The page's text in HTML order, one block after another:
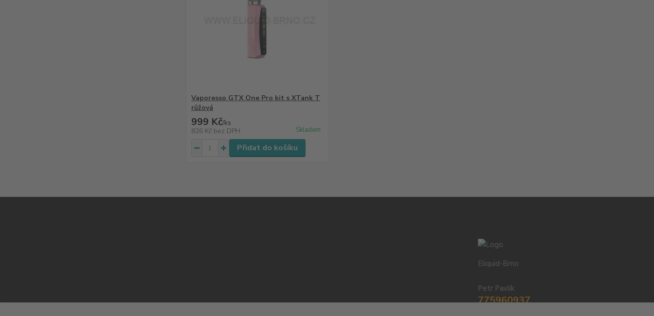
Vaporesso GTX One Pro kit s XTank T
růžová
999 Kč/ks
826 Kč bez DPH Skladem
Přidat do košíku
Eliquid-Brno
Petr Pavlík
775960937